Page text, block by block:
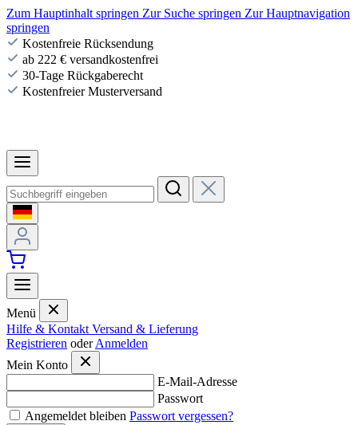
Zum Hauptinhalt springen Zur Suche springen Zur Hauptnavigation
springen
Kostenfreie Rücksendung
ab 222 € versandkostenfrei
30-Tage Rückgaberecht
Kostenfreier Musterversand
Menü
Hilfe & Kontakt Versand & Lieferung
Registrieren oder Anmelden
Mein Konto
E-Mail-Adresse
Passwort
Angemeldet bleiben Passwort vergessen?